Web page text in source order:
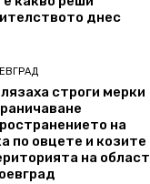
днес
строги мерки
на
по овцете и козите
на област